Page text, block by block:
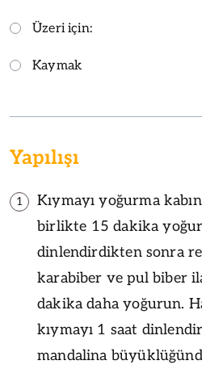
Üzeri için:
Kaymak
Yapılışı
1
Kıymayı yoğurma
birlikte 15 dakika
dinlendirdikten sonra
karabiber ve pul biber
dakika daha yoğurun.
kıymayı 1 saat
mandalina